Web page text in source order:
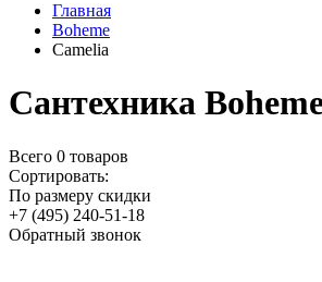
Главная
Boheme
Camelia
Сантехника
Всего 0 товаров
Сортировать:
По размеру скидки
+7 (495) 240-51-18
Обратный звонок